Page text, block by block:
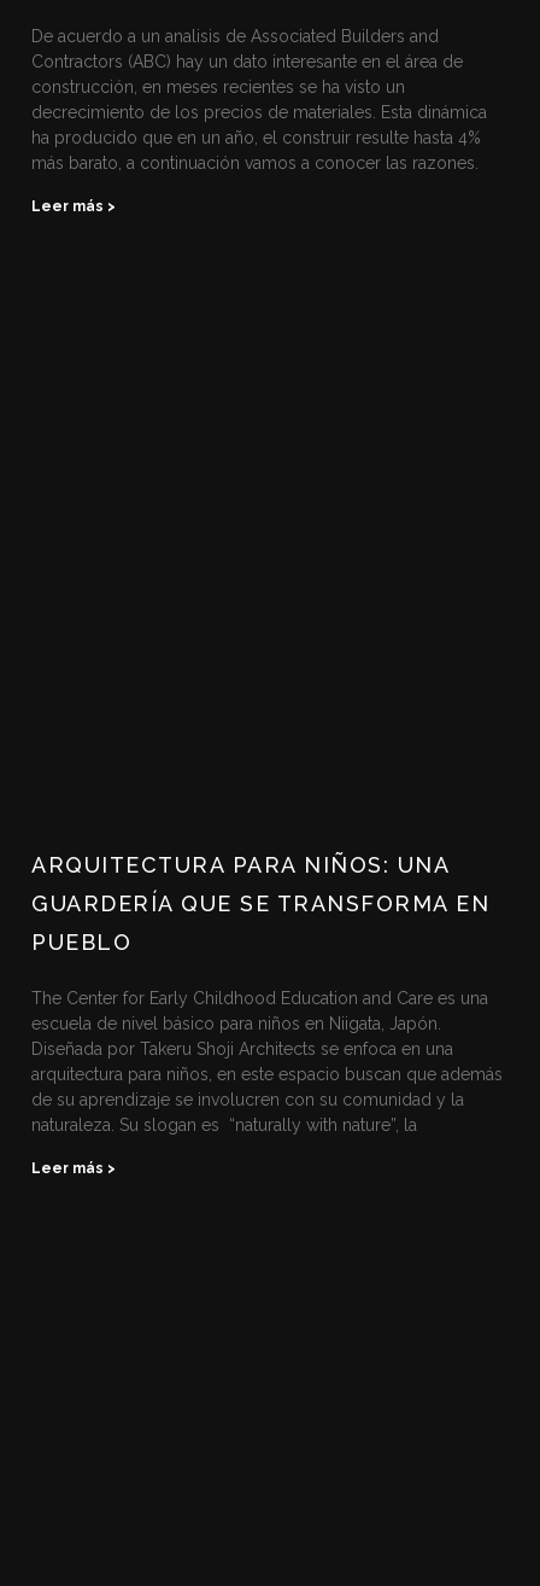
De acuerdo a un analisis de Associated Builders and
Contractors (ABC) hay un dato interesante en el área de
construcción, en meses recientes se ha visto un
decrecimiento de los precios de materiales. Esta dinámica
ha producido que en un año, el construir resulte hasta 4%
más barato, a continuación vamos a conocer las razones.
Leer más >
ARQUITECTURA PARA NIÑOS: UNA
GUARDERÍA QUE SE TRANSFORMA EN
PUEBLO
The Center for Early Childhood Education and Care es una
escuela de nivel básico para niños en Niigata, Japón.
Diseñada por Takeru Shoji Architects se enfoca en una
arquitectura para niños, en este espacio buscan que además
de su aprendizaje se involucren con su comunidad y la
naturaleza. Su slogan es “naturally with nature”, la
Leer más >